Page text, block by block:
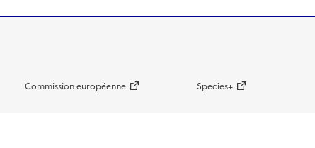
Commission européenne Species+